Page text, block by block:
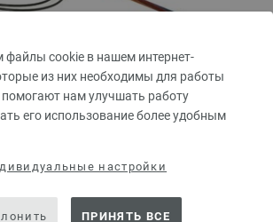
файлы cookie в нашем интернет-
из них необходимы для работы
помогают нам улучшать работу
его использование более удобным
настройки
ПРИНЯТЬ ВСЕ
Design-Holz Multicolor № 3,0